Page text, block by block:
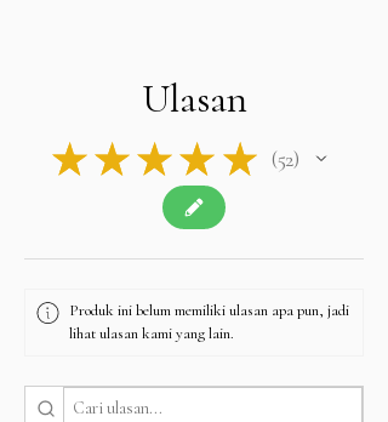
Ulasan
★ ★ ★ ★ ★ 52
52
Produk ini belum memiliki ulasan apa pun, jadi
lihat ulasan kami yang lain.